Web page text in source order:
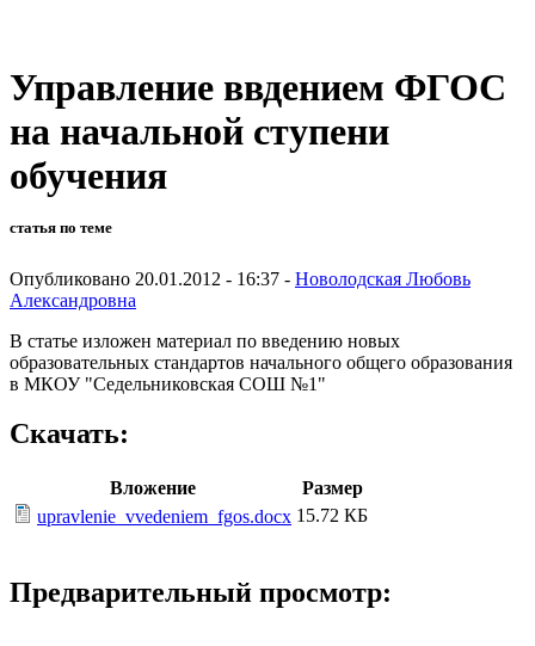
Управление ввдением ФГОС
на начальной ступени
обучения
статья по теме
Опубликовано 20.01.2012 - 16:37 - Новолодская Любовь
Александровна
В статье изложен материал по введению новых
образовательных стандартов начального общего образования
в МКОУ "Седельниковская СОШ №1"
Скачать:
Вложение
Размер
upravlenie_vvedeniem_fgos.docx 15.72 КБ
Предварительный просмотр: